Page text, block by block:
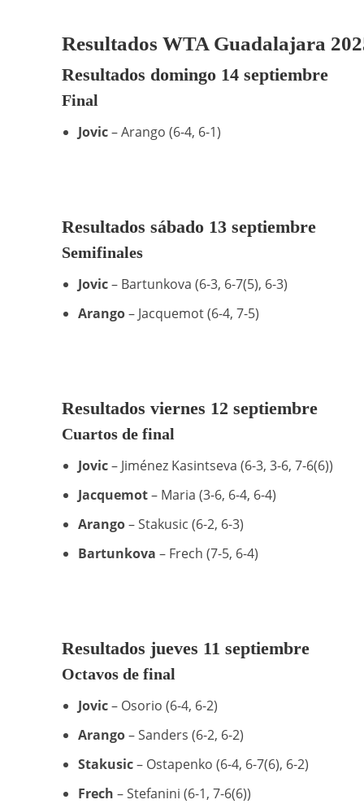
Resultados WTA Guadalajara
Resultados domingo 14 septiembre
Final
Jovic– Arango (6-4, 6-1)
Resultados sábado 13 septiembre
Semifinales
Jovic– Bartunkova (6-3, 6-7(5), 6-3)
Arango– Jacquemot (6-4, 7-5)
Resultados viernes 12 septiembre
Cuartos de final
Jovic– Jiménez Kasintseva (6-3, 3-6, 7-6(6))
Jacquemot– Maria (3-6, 6-4, 6-4)
Arango– Stakusic (6-2, 6-3)
Bartunkova – Frech (7-5, 6-4)
Resultados jueves 11 septiembre
Octavos de final
Jovic– Osorio (6-4, 6-2)
Arango– Sanders (6-2, 6-2)
Stakusic– Ostapenko (6-4, 6-7(6), 6-2)
Frech – Stefanini (6-1, 7-6(6))